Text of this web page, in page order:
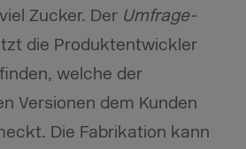
Zucker. Der Umfrage-
die Produktentwickler
welche der
Versionen dem Kunden
Die Fabrikation kann